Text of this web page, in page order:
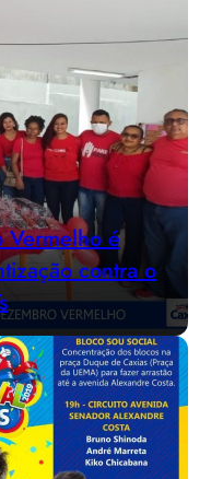
Vermelho é
contra o